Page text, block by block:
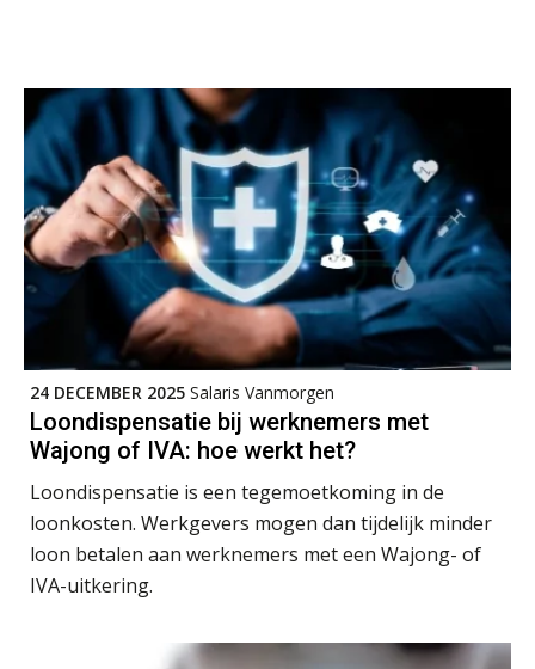
24 DECEMBER 2025 Salaris Vanmorgen
Loondispensatie bij werknemers met
Wajong of IVA: hoe werkt het?
Loondispensatie is een tegemoetkoming in de
loonkosten. Werkgevers mogen dan tijdelijk minder
loon betalen aan werknemers met een Wajong- of
IVA-uitkering.
11
AUG
Practical Diploma in Payroll Administration (PDL®)
Markus Verbeek Praehep
AUG
HBO Programma Manager Payroll Services & Benefits
Markus Verbeek Praehep
17
AUG
Markus Verbeek Praehep
20
AUG
Module Loonheffingen PDL
Markus Verbeek Praehep
24
Module Loonheffingen VPS